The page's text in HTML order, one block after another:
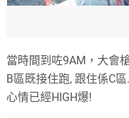
當時間到咗9AM ，大會
B區既接住跑, 跟住係C區
心情已經HIGH爆!